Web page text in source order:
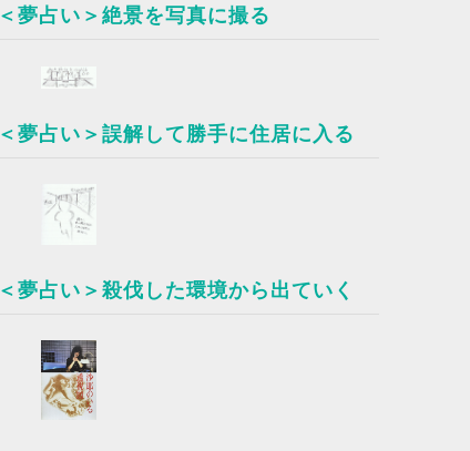
＜夢占い＞絶景を写真に撮る
＜夢占い＞誤解して勝手に住居に入る
＜夢占い＞殺伐した環境から出ていく